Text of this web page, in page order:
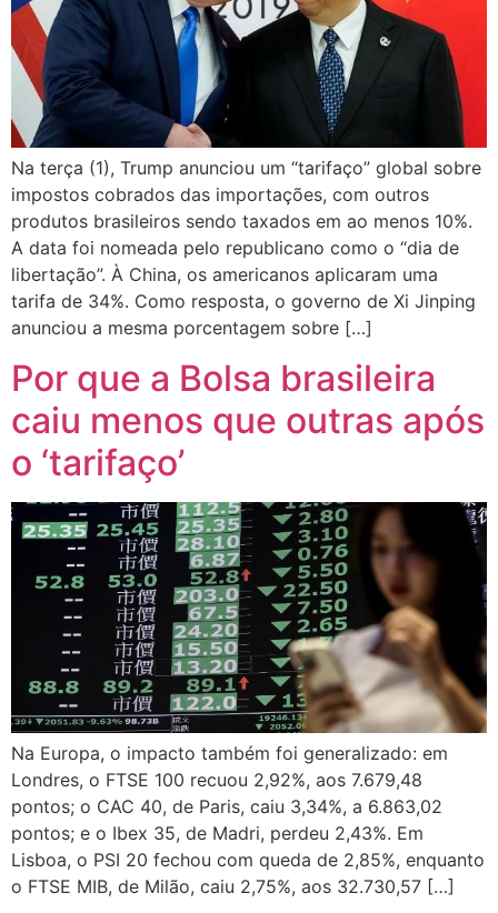
Na terça (1), Trump anunciou um “tarifaço” global sobre
impostos cobrados das importações, com outros
produtos brasileiros sendo taxados em ao menos 10%.
A data foi nomeada pelo republicano como o “dia de
libertação”. À China, os americanos aplicaram uma
tarifa de 34%. Como resposta, o governo de Xi Jinping
anunciou a mesma porcentagem sobre […]
Por que a Bolsa brasileira
caiu menos que outras após
o ‘tarifaço’
Na Europa, o impacto também foi generalizado: em
Londres, o FTSE 100 recuou 2,92%, aos 7.679,48
pontos; o CAC 40, de Paris, caiu 3,34%, a 6.863,02
pontos; e o Ibex 35, de Madri, perdeu 2,43%. Em
Lisboa, o PSI 20 fechou com queda de 2,85%, enquanto
o FTSE MIB, de Milão, caiu 2,75%, aos 32.730,57 […]